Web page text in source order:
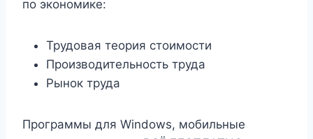
по экономике:
Трудовая теория стоимости
Производительность труда
Рынок труда
Программы для Windows, мобильные